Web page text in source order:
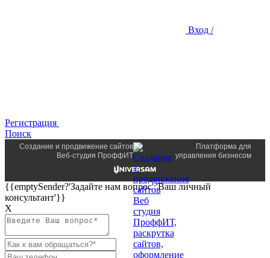
Вход /
Регистрация
Поиск
Создание и продвижение сайтов
Веб-студия ПроффИТ
Платформа для
управления бизнесом
{{emptySender?'Задайте нам вопрос':'Ваш личный
консультант'}}
Х